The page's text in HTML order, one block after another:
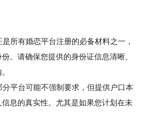
所有婚恋平台注册的必备材料之一，
。请确保您提供的身份证信息清晰、
平台可能不强制要求，但提供户口本
息的真实性。尤其是如果您计划在未